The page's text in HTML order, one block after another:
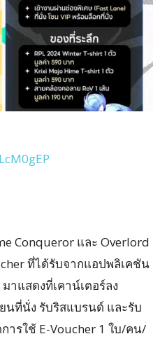
Conqueror และ Overlord
ที่ได้รับจากแอปพลิเคชัน
าแสดงที่เคาน์เตอร์ลง
นที่นั่ง รับริสแบรนด์ และรับ
ารใช้ E-Voucher 1 ใบ/คน/